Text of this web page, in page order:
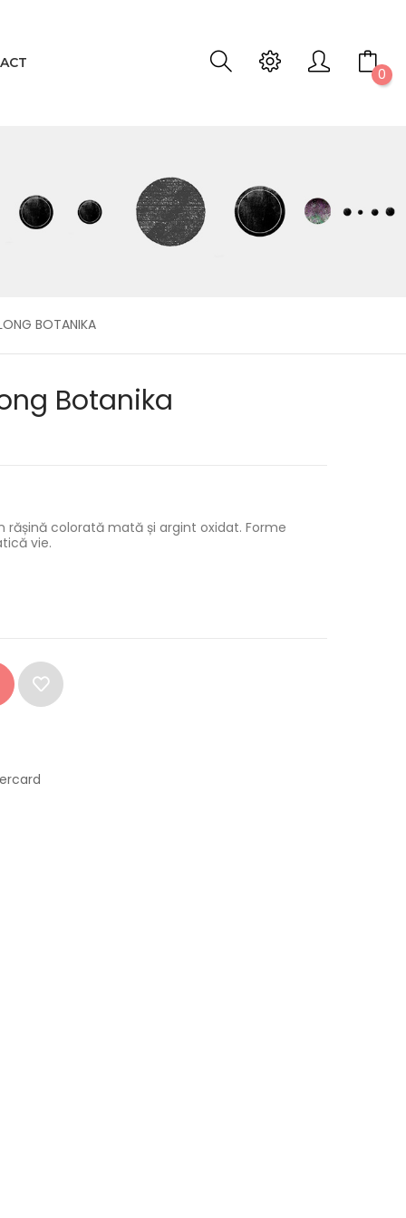
0
BOTANIKA
Botanika
rășină colorată mată și argint oxidat. Forme
vie.